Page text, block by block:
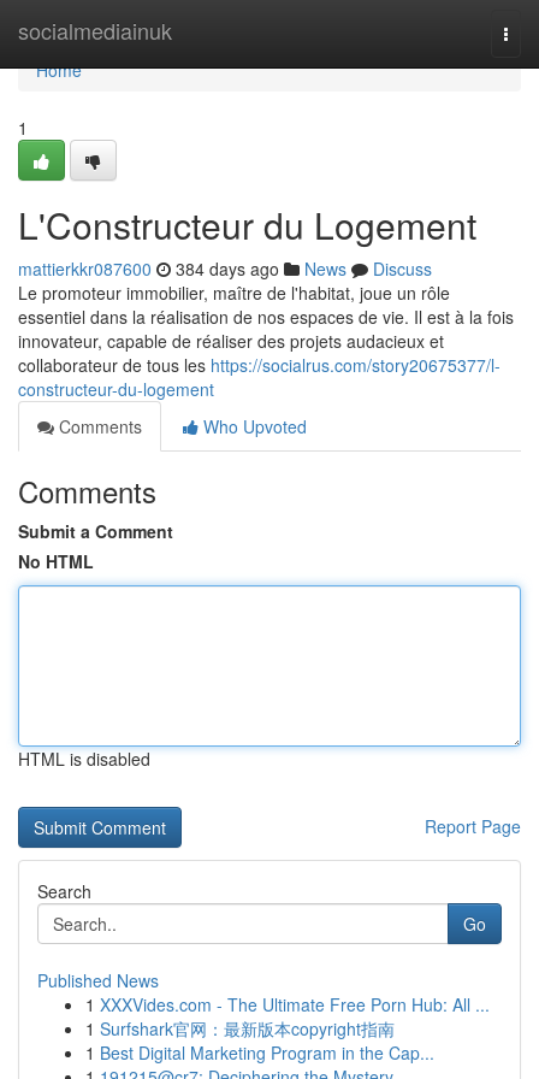
socialmediainuk
Home
Home
1
L'Constructeur du Logement
mattierkkr087600 384 days ago News
Discuss
Le promoteur immobilier, maître de l'habitat, joue un rôle
essentiel dans la réalisation de nos espaces de vie. Il est à la fois
innovateur, capable de réaliser des projets audacieux et
collaborateur de tous les https://socialrus.com/story20675377/l-
constructeur-du-logement
Comments
Who Upvoted
Comments
Submit a Comment
No HTML
HTML is disabled
Report Page
Search
Go
Published News
1 XXXVides.com - The Ultimate Free Porn Hub: All ...
1 Surfshark官网：最新版本copyright指南
1 Best Digital Marketing Program in the Cap...